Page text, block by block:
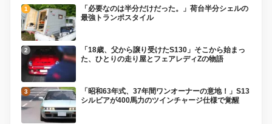
「必要なのは半分だけだった。」荷台半分シェルの
最強トランポスタイル
「18歳、父から譲り受けたS130」そこから始まっ
た、ひとりの走り屋とフェアレディZの物語
「昭和63年式、37年間ワンオーナーの意地！」S13
シルビアが400馬力のツインチャージ仕様で覚醒